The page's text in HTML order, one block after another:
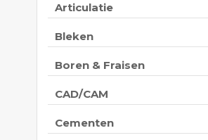
Articulatie
Bleken
Boren & Fraisen
CAD/CAM
Cementen